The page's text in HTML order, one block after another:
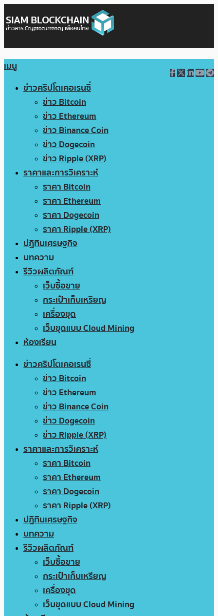
เมนู
ข่าวคริปโตเคอเรนซี่
ข่าว Bitcoin
ข่าว Ethereum
ข่าว Binance Coin
ข่าว Dogecoin
ข่าว Ripple (XRP)
ราคาและการวิเคราะห์
ราคา Bitcoin
ราคา Ethereum
ราคา Dogecoin
ราคา Ripple (XRP)
ปฏิทินเศรษฐกิจ
บทความ
รีวิวผลิตภัณฑ์
เว็บซื้อขาย
กระเป๋าเก็บเหรียญ
เครื่องขุด
เว็บขุดแบบ Cloud Mining
ห้องเรียน
ข่าวคริปโตเคอเรนซี่
ข่าว Bitcoin
ข่าว Ethereum
ข่าว Binance Coin
ข่าว Dogecoin
ข่าว Ripple (XRP)
ราคาและการวิเคราะห์
ราคา Bitcoin
ราคา Ethereum
ราคา Dogecoin
ราคา Ripple (XRP)
ปฏิทินเศรษฐกิจ
บทความ
รีวิวผลิตภัณฑ์
เว็บซื้อขาย
กระเป๋าเก็บเหรียญ
เครื่องขุด
เว็บขุดแบบ Cloud Mining